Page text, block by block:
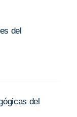
del
del